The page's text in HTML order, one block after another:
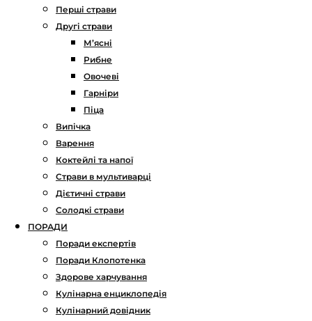
Перші страви
Другі страви
М’ясні
Рибне
Овочеві
Гарніри
Піца
Випічка
Варення
Коктейлі та напої
Страви в мультиварці
Дієтичні страви
Солодкі страви
ПОРАДИ
Поради експертів
Поради Клопотенка
Здорове харчування
Кулінарна енциклопедія
Кулінарний довідник